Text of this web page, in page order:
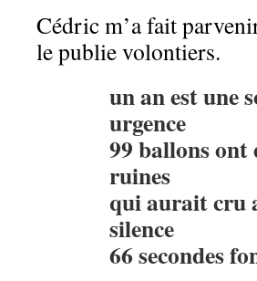
Cédric m’a fait
le publie volontiers.
un an est une
urgence
99 ballons ont
ruines
qui aurait cru
silence
66 secondes